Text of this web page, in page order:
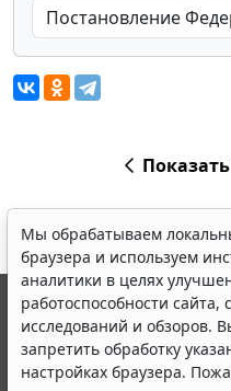
Мы обрабатываем
браузера и используем
аналитики в целях
работоспособности сайта,
исследований и обзоров.
запретить обработку
настройках браузера.
© ООО "НПП "ГАРАНТ-
выпускается с 1990 года.
являются участниками